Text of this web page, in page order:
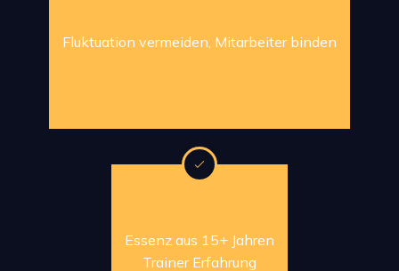
Fluktuation vermeiden, Mitarbeiter binden
Essenz aus 15+ Jahren
Trainer Erfahrung